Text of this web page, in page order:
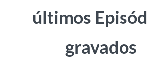
últimos
gravados